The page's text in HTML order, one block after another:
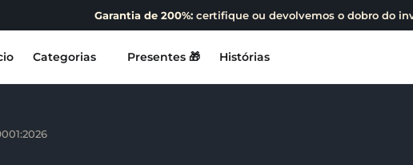
Garantia de 200%: certifique ou devolvemos o dobro do
Categorias Presentes 🎁 Histórias